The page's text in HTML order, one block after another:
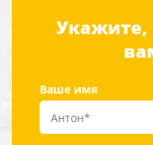
Укажите,
Ваше имя